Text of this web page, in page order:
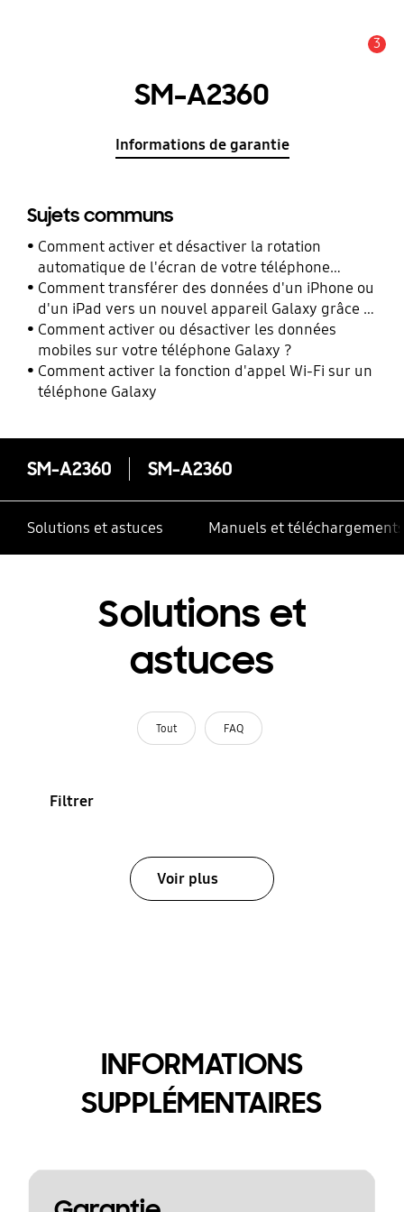
3
SM-A2360
Informations de garantie
Sujets communs
Comment activer et désactiver la rotation
automatique de l'écran de votre téléphone
Galaxy ?
Comment transférer des données d'un iPhone ou
d'un iPad vers un nouvel appareil Galaxy grâce à
Smart Switch ?
Comment activer ou désactiver les données
mobiles sur votre téléphone Galaxy ?
Comment activer la fonction d'appel Wi-Fi sur un
téléphone Galaxy
SM-A2360 SM-A2360
Solutions et astuces Manuels et téléchargements
Solutions et
astuces
Tout FAQ
Filtrer
Voir plus
INFORMATIONS
SUPPLÉMENTAIRES